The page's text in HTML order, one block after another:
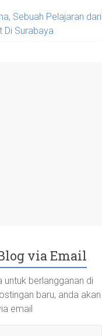
Sebuah Pelajaran dari
Di Surabaya
via Email
untuk berlangganan di
baru, anda akan
email